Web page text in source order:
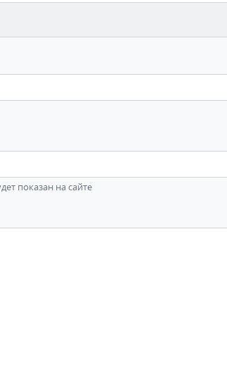
показан на сайте